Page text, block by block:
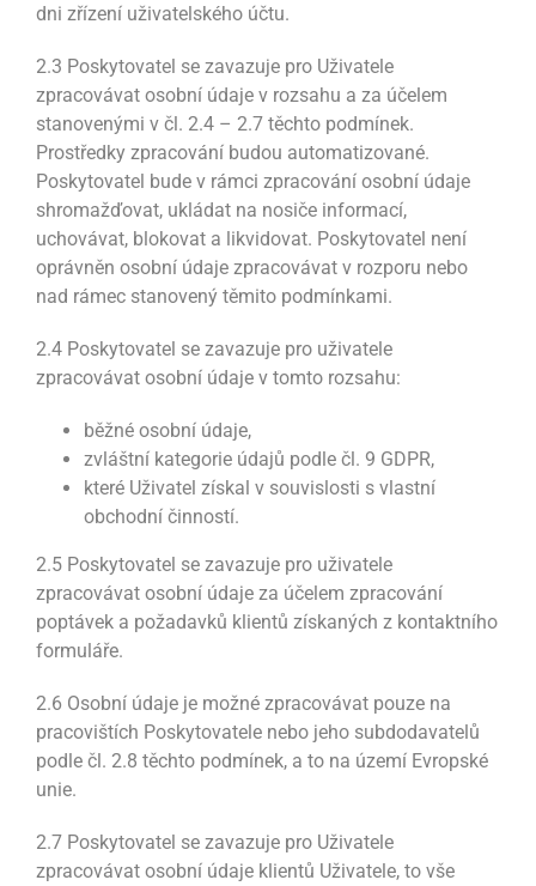
dni zřízení uživatelského účtu.
2.3 Poskytovatel se zavazuje pro Uživatele
zpracovávat osobní údaje v rozsahu a za účelem
stanovenými v čl. 2.4 – 2.7 těchto podmínek.
Prostředky zpracování budou automatizované.
Poskytovatel bude v rámci zpracování osobní údaje
shromažďovat, ukládat na nosiče informací,
uchovávat, blokovat a likvidovat. Poskytovatel není
oprávněn osobní údaje zpracovávat v rozporu nebo
nad rámec stanovený těmito podmínkami.
2.4 Poskytovatel se zavazuje pro uživatele
zpracovávat osobní údaje v tomto rozsahu:
běžné osobní údaje,
zvláštní kategorie údajů podle čl. 9 GDPR,
které Uživatel získal v souvislosti s vlastní
obchodní činností.
2.5 Poskytovatel se zavazuje pro uživatele
zpracovávat osobní údaje za účelem zpracování
poptávek a požadavků klientů získaných z kontaktního
formuláře.
2.6 Osobní údaje je možné zpracovávat pouze na
pracovištích Poskytovatele nebo jeho subdodavatelů
podle čl. 2.8 těchto podmínek, a to na území Evropské
unie.
2.7 Poskytovatel se zavazuje pro Uživatele
zpracovávat osobní údaje klientů Uživatele, to vše